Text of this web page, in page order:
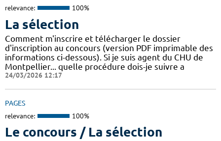
relevance: 100%
La sélection
Comment m'inscrire et télécharger le dossier
d'inscription au concours (version PDF imprimable des
informations ci-dessous). Si je suis agent du CHU de
Montpellier... quelle procédure dois-je suivre a
24/03/2026 12:17
PAGES
relevance: 100%
Le concours / La sélection